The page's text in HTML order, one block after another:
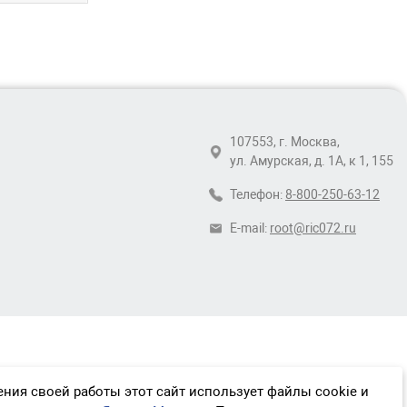
107553, г. Москва,
ул. Амурская, д. 1А, к 1, 155
Телефон: 8-800-250-63-12
E-mail: root@ric072.ru
своей работы этот сайт использует файлы cookie и